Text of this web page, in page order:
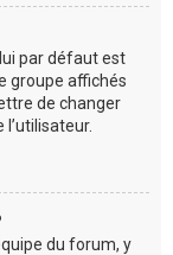
par défaut est
groupe affichés
de changer
du forum, y